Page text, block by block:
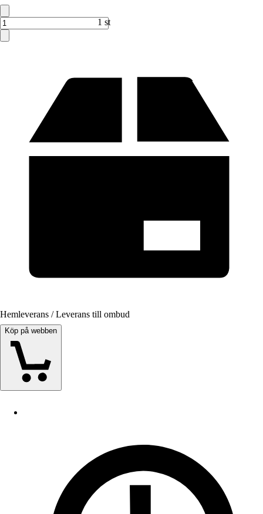
1 st
Hemleverans / Leverans till ombud
Köp på webben